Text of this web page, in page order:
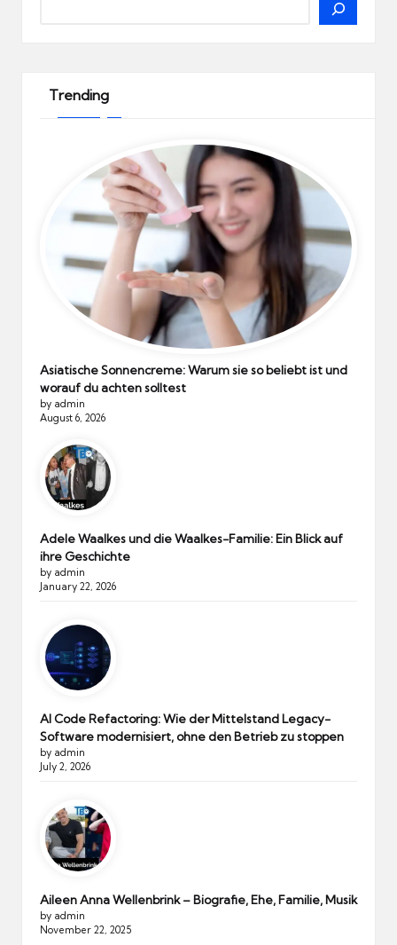
Trending
Asiatische Sonnencreme: Warum sie so beliebt ist und
worauf du achten solltest
by admin
August 6, 2026
Adele Waalkes und die Waalkes-Familie: Ein Blick auf
ihre Geschichte
by admin
January 22, 2026
AI Code Refactoring: Wie der Mittelstand Legacy-
Software modernisiert, ohne den Betrieb zu stoppen
by admin
July 2, 2026
Aileen Anna Wellenbrink – Biografie, Ehe, Familie, Musik
by admin
November 22, 2025